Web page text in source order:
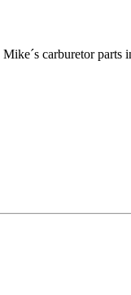
carburetor parts